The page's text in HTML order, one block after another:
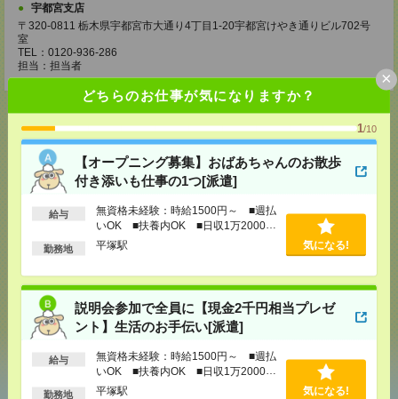
どちらのお仕事が気になりますか？
1/10
【オープニング募集】おばあちゃんのお散歩
付き添いも仕事の1つ[派遣]
給与
無資格未経験：時給1500円～ ■週払
いOK ■扶養内OK ■日収1万2000円
以上
勤務地 平塚駅 気になる!
説明会参加で全員に【現金2千円相当プレゼ
ント】生活のお手伝い[派遣]
給与
無資格未経験：時給1500円～ ■週払
いOK ■扶養内OK ■日収1万2000円
以上
勤務地 平塚駅 気になる!
×
宇都宮支店
〒320-0811 栃木県宇都宮市大通り4丁目1-20宇都宮けやき通りビル702号
室
TEL：0120-936-286
担当：担当者
応募ページへ
気になる！ 電話応募
メールで送る LINEで送る